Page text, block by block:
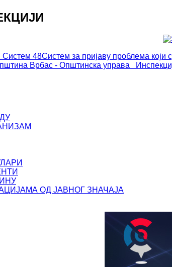
Систем 48Систем за пријаву проблема
Врбас - Општинска управа
ОД ЈАВНОГ ЗНАЧАЈА